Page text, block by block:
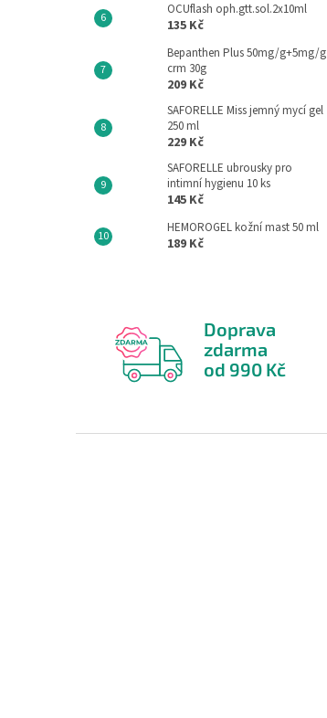
OCUflash oph.gtt.sol.2x10ml
135 Kč
Bepanthen Plus 50mg/g+5mg/g
crm 30g
209 Kč
SAFORELLE Miss jemný mycí gel
250 ml
229 Kč
SAFORELLE ubrousky pro
intimní hygienu 10 ks
145 Kč
HEMOROGEL kožní mast 50 ml
189 Kč
Doprava
zdarma
od 990 Kč